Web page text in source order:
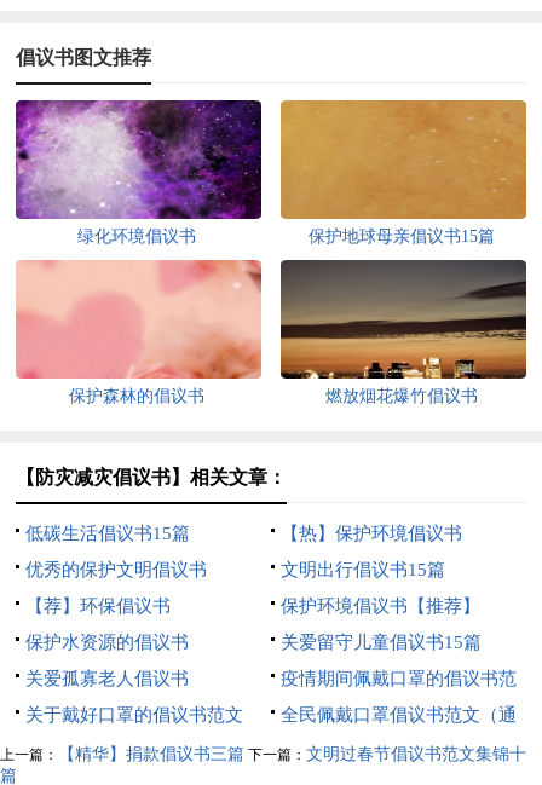
倡议书图文推荐
绿化环境倡议书 保护地球母亲倡议书15篇
保护森林的倡议书 燃放烟花爆竹倡议书
【防灾减灾倡议书】相关文章：
低碳生活倡议书15篇
【热】保护环境倡议书
优秀的保护文明倡议书
文明出行倡议书15篇
【荐】环保倡议书
保护环境倡议书【推荐】
保护水资源的倡议书
关爱留守儿童倡议书15篇
关爱孤寡老人倡议书
疫情期间佩戴口罩的倡议书范
文（通用7篇）
关于戴好口罩的倡议书范文
（精选21篇）
全民佩戴口罩倡议书范文（通
用13篇）
上一篇： 【精华】捐款倡议书三篇 下一篇： 文明过春节倡议书范文集锦十
篇